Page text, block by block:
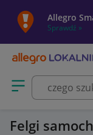
Allegro
Sprawdź »
Otwórz menu z
Felgi